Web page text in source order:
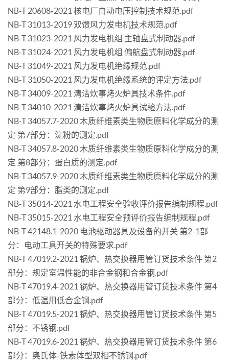
NB-T 20608-2021 核电厂自动电压控制技术规范.pdf
NB-T 31013-2019 双馈风力发电机技术规范.pdf
NB-T 31023-2021 风力发电机组 主轴盘式制动器.pdf
NB-T 31024-2021 风力发电机组 偏航盘式制动器.pdf
NB-T 31049-2021 风力发电机绝缘规范.pdf
NB-T 31050-2021 风力发电机绝缘系统的评定方法.pdf
NB-T 34009-2021 清洁炊事烤火炉具技术条件.pdf
NB-T 34010-2021 清洁炊事烤火炉具试验方法.pdf
NB-T 34057.7-2020 木质纤维素类生物质原料化学成分的测
定 第7部分：淀粉的测定.pdf
NB-T 34057.8-2020 木质纤维素类生物质原料化学成分的测
定 第8部分：蛋白质的测定.pdf
NB-T 34057.9-2020 木质纤维素类生物质原料化学成分的测
定 第9部分：脂类的测定.pdf
NB-T 35014-2021 水电工程安全验收评价报告编制规程.pdf
NB-T 35015-2021 水电工程安全预评价报告编制规程.pdf
NB-T 42148.1-2020 电池驱动器具及设备的开关 第2-1部
分：电动工具开关的特殊要求.pdf
NB-T 47019.2-2021 锅炉、热交换器用管订货技术条件 第2
部分：规定室温性能的非合金钢和合金钢.pdf
NB-T 47019.4-2021 锅炉、热交换器用管订货技术条件 第4
部分：低温用低合金钢.pdf
NB-T 47019.5-2021 锅炉、热交换器用管订货技术条件 第5
部分：不锈钢.pdf
NB-T 47019.6-2021 锅炉、热交换器用管订货技术条件 第6
部分：奥氏体-铁素体型双相不锈钢.pdf